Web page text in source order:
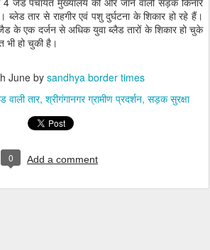
ब्लेड तार से राहगीर एवं पशु दुर्घटना के शिकार हो रहे हैं।
जैड के एक दर्जन से अधिक युवा ब्लैड तारों के शिकार हो चुके
भी हो चुकी है।
June by sandhya border times
वाली तार श्रीगंगानगर ग्रामीण प्रदर्शन सड़क सुरक्षा
0 Add a comment